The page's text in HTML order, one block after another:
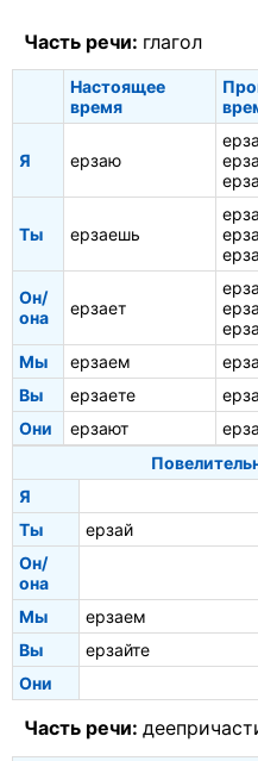
Часть речи: глагол
Настоящее
время
Я ерзаю
Ты ерзаешь
Он/
она
ерзает
Мы
ерзаем
Вы
ерзаете
Они
ерзают
Я
Ты
ерзай
Он/
она
Мы
ерзаем
Вы
ерзайте
Они
Часть речи: